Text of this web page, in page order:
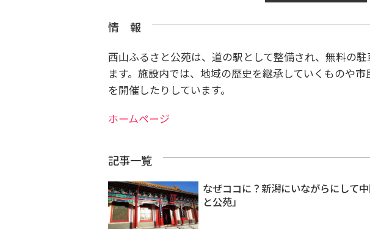
情 報
西山ふるさと公苑は、道の駅として整備され、無料の
ます。 施設内では、地域の歴史を継承していくものや
を開催したりしています。
ホームページ
記事一覧
なぜココに？新潟にいながらにして
と公苑」